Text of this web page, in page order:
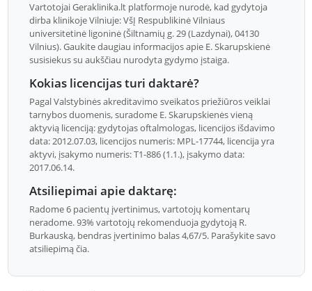
Vartotojai Geraklinika.lt platformoje nurodė, kad gydytoja
dirba klinikoje Vilniuje: VšĮ Respublikinė Vilniaus
universitetinė ligoninė (Šiltnamių g. 29 (Lazdynai), 04130
Vilnius). Gaukite daugiau informacijos apie E. Skarupskienė
susisiekus su aukščiau nurodyta gydymo įstaiga.
Kokias licencijas turi daktarė?
Pagal Valstybinės akreditavimo sveikatos priežiūros veiklai
tarnybos duomenis, suradome E. Skarupskienės vieną
aktyvią licenciją: gydytojas oftalmologas, licencijos išdavimo
data: 2012.07.03, licencijos numeris: MPL-17744, licencija yra
aktyvi, įsakymo numeris: T1-886 (1.1.), įsakymo data:
2017.06.14.
Atsiliepimai apie daktarę:
Radome 6 pacientų įvertinimus, vartotojų komentarų
neradome. 93% vartotojų rekomenduoja gydytoją R.
Burkauską, bendras įvertinimo balas 4,67/5. Parašykite savo
atsiliepimą čia.